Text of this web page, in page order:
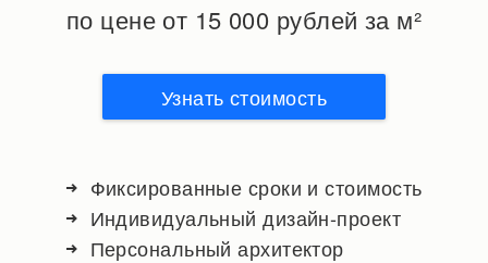
по цене от 15 000 рублей за м²
Узнать стоимость
Фиксированные сроки и стоимость
Индивидуальный дизайн-проект
Персональный архитектор